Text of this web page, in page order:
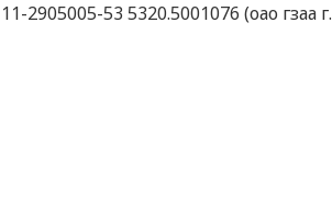
2905005-53 5320.5001076 (оао гзаа г.